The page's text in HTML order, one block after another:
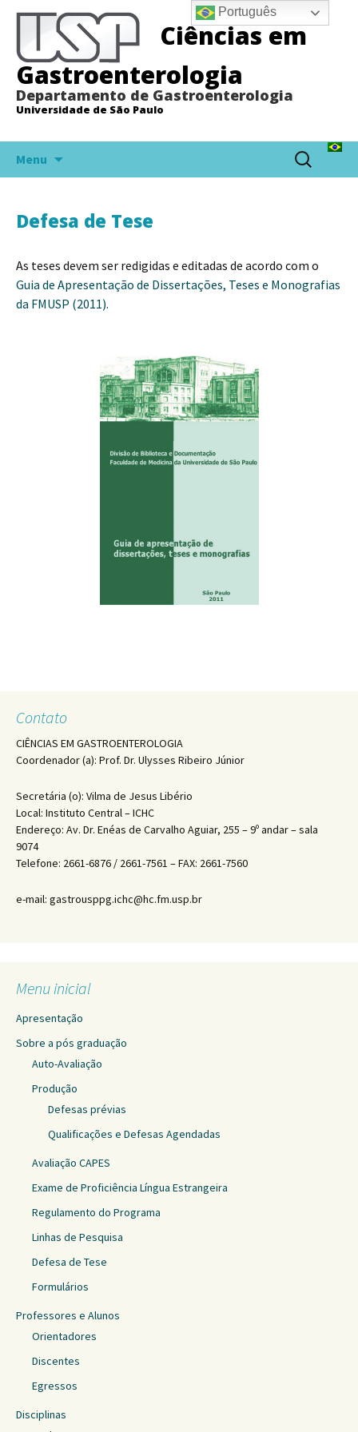
Ciências em
Gastroenterologia
Departamento de Gastroenterologia
Universidade de São Paulo
Menu
Pesquisar
por:
Defesa de Tese
As teses devem ser redigidas e editadas de acordo com o
Guia de Apresentação de Dissertações, Teses e Monografias
da FMUSP (2011).
Contato
CIÊNCIAS EM GASTROENTEROLOGIA
Coordenador (a): Prof. Dr. Ulysses Ribeiro Júnior
Secretária (o): Vilma de Jesus Libério
Local: Instituto Central – ICHC
Endereço: Av. Dr. Enéas de Carvalho Aguiar, 255 – 9º andar – sala
9074
Telefone: 2661-6876 / 2661-7561 – FAX: 2661-7560
e-mail: gastrousppg.ichc@hc.fm.usp.br
Menu inicial
Apresentação
Sobre a pós graduação
Auto-Avaliação
Produção
Defesas prévias
Qualificações e Defesas Agendadas
Avaliação CAPES
Exame de Proficiência Língua Estrangeira
Regulamento do Programa
Linhas de Pesquisa
Defesa de Tese
Formulários
Professores e Alunos
Orientadores
Discentes
Egressos
Disciplinas
Português